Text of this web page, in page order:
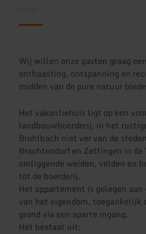
Wij willen onze gasten graag
onthaasting, ontspanning en
midden van de pure natuur
Het vakantiehuis ligt op een
landbouwboerderij, in het
Brohlbach niet ver van de
Brachtendorf en Zettingen in de
omliggende weiden, velden en
tot de boerderij.
Het appartement is gelegen aan
van het eigendom, toegankelijk
grond via een aparte ingang.
Het bestaat uit: